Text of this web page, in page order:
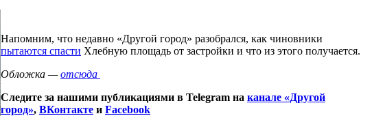
Напомним, что недавно «Другой город» разобрался, как чиновники
пытаются спасти Хлебную площадь от застройки и что из этого получается.
Обложка —отсюда
Следите за нашими публикациями в Telegram на канале «Другой
город», ВКонтакте и Facebook